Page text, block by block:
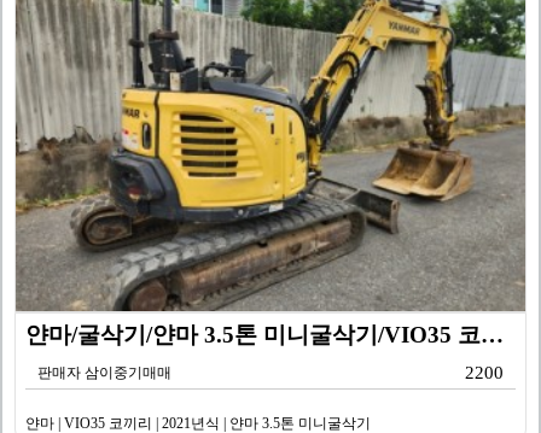
얀마/굴삭기/얀마 3.5톤 미니굴삭기/VIO35 코끼리…
판매자 삼이중기매매 2200
얀마 | VIO35 코끼리 | 2021년식 | 얀마 3.5톤 미니굴삭기